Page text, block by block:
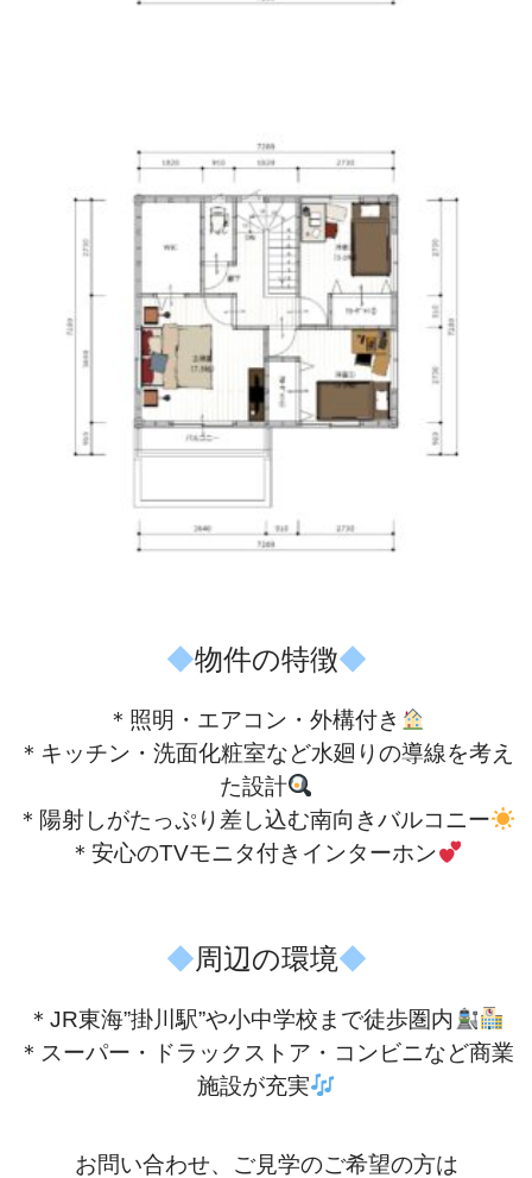
◆物件の特徴◆
＊照明・エアコン・外構付き
＊キッチン・洗面化粧室など水廻りの導線を考え
た設計
＊陽射しがたっぷり差し込む南向きバルコニー
＊安心のTVモニタ付きインターホン
◆周辺の環境◆
＊JR東海”掛川駅”や小中学校まで徒歩圏内
＊スーパー・ドラックストア・コンビニなど商業
施設が充実
お問い合わせ、ご見学のご希望の方は